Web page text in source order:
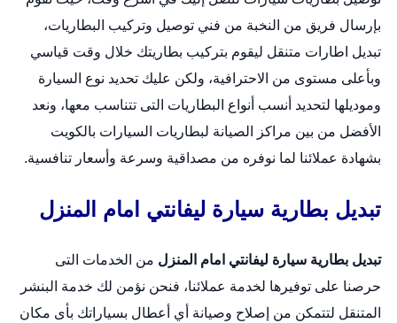
بإرسال فريق من النخبة من فني توصيل وتركيب البطاريات،
تبديل اطارات متنقل ليقوم بتركيب بطاريتك خلال وقت قياسي
وبأعلى مستوى من الاحترافية، ولكن عليك تحديد نوع السيارة
وموديلها لتحديد أنسب أنواع البطاريات التى تتناسب معها، ونعد
الأفضل من بين مراكز الصيانة لبطاريات السيارات بالكويت
بشهادة عملائنا لما نوفره من مصداقية وسرعة وأسعار تنافسية.
تبديل بطارية سيارة ليفانتي امام المنزل
تبديل بطارية سيارة ليفانتي امام المنزل من الخدمات التى
حرصنا على توفيرها لخدمة عملائنا، فنحن نؤمن لك خدمة البنشر
المتنقل لتتمكن من إصلاح وصيانة أي أعطال بسياراتك بأى مكان